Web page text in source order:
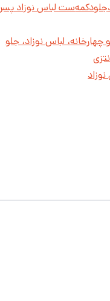
جلودکمهست لباس نوزاد پسر
لباس نوزاد، جلو